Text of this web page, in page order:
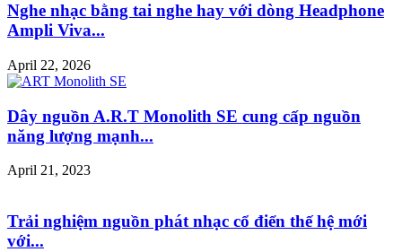
Nghe nhạc bằng tai nghe hay với dòng Headphone
Ampli Viva...
April 22, 2026
Dây nguồn A.R.T Monolith SE cung cấp nguồn
năng lượng mạnh...
April 21, 2023
Trải nghiệm nguồn phát nhạc cổ điển thế hệ mới
với...